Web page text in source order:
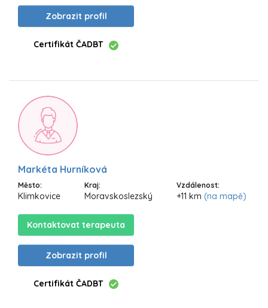
Zobrazit profil
Certifikát ČADBT
Markéta Hurníková
Město:
Klimkovice
Kraj:
Moravskoslezský
Vzdálenost:
+11 km (na mapě)
Kontaktovat terapeuta
Zobrazit profil
Certifikát ČADBT